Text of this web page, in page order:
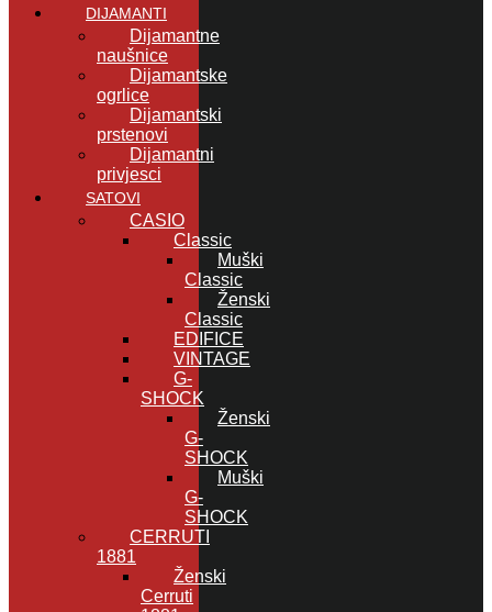
DIJAMANTI
Dijamantne
naušnice
Dijamantske
ogrlice
Dijamantski
prstenovi
Dijamantni
privjesci
SATOVI
CASIO
Classic
Muški
Classic
Ženski
Classic
EDIFICE
VINTAGE
G-
SHOCK
Ženski
G-
SHOCK
Muški
G-
SHOCK
CERRUTI
1881
Ženski
Cerruti